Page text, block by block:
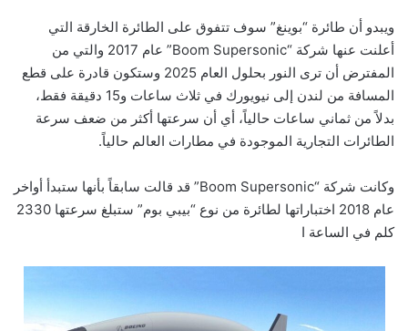
ويبدو أن طائرة “بوينغ” سوف تتفوق على الطائرة الخارقة التي
أعلنت عنها شركة “Boom Supersonic” عام 2017 والتي من
المفترض أن ترى النور بحلول العام 2025 وستكون قادرة على قطع
المسافة من لندن إلى نيويورك في ثلاث ساعات و15 دقيقة فقط،
بدلاً من ثماني ساعات حالياً، أي أن سرعتها أكثر من ضعف سرعة
الطائرات التجارية الموجودة في مطارات العالم حالياً.
وكانت شركة “Boom Supersonic” قد قالت سابقاً بأنها ستبدأ أواخر
عام 2018 اختباراتها لطائرة من نوع “بيبي بوم” ستبلغ سرعتها 2330
كلم في الساعة ا